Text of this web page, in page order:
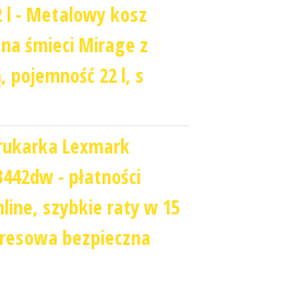
l - Metalowy kosz
śmieci Mirage z
pojemność 22 l, s
Lexmark
- płatności
szybkie raty w 15
bezpieczna